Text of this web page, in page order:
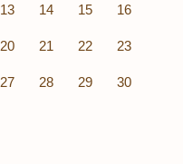
13 14 15 16
20 21 22 23
27 28 29 30